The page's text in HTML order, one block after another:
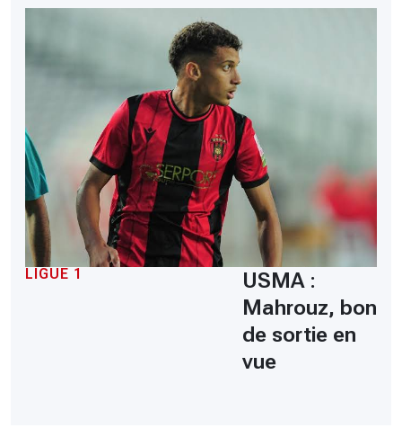
LIGUE 1
USMA :
Mahrouz, bon
de sortie en
vue